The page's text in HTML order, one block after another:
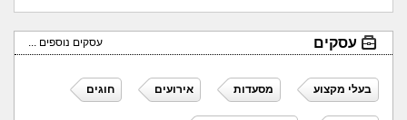
עסקים עסקים נוספים ...
בעלי מקצוע מסעדות אירועים חוגים